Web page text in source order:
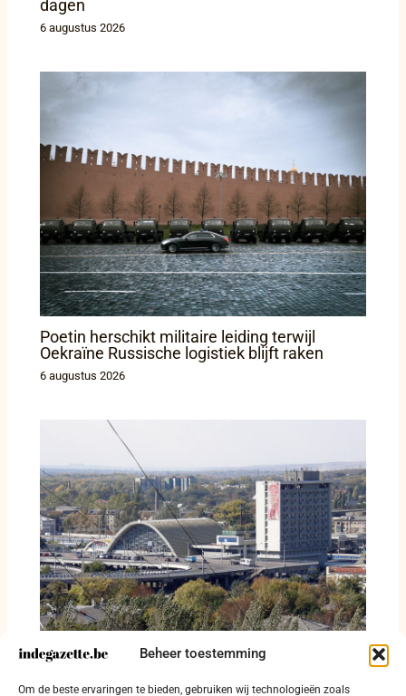
Beheer toestemming
Om de beste ervaringen te bieden, gebruiken wij technologieën zoals
dagen
6 augustus 2026
Poetin herschikt militaire leiding terwijl
Oekraïne Russische logistiek blijft raken
6 augustus 2026
Rusland stuurt tieners uit bezet Loehansk